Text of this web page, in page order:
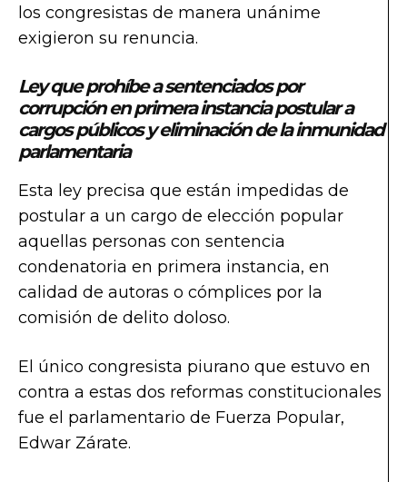
los congresistas de manera unánime
exigieron su renuncia.
Ley que prohíbe a sentenciados por
corrupción en primera instancia postular a
cargos públicos y eliminación de la inmunidad
parlamentaria
Esta ley precisa que están impedidas de
postular a un cargo de elección popular
aquellas personas con sentencia
condenatoria en primera instancia, en
calidad de autoras o cómplices por la
comisión de delito doloso.
El único congresista piurano que estuvo en
contra a estas dos reformas constitucionales
fue el parlamentario de Fuerza Popular,
Edwar Zárate.